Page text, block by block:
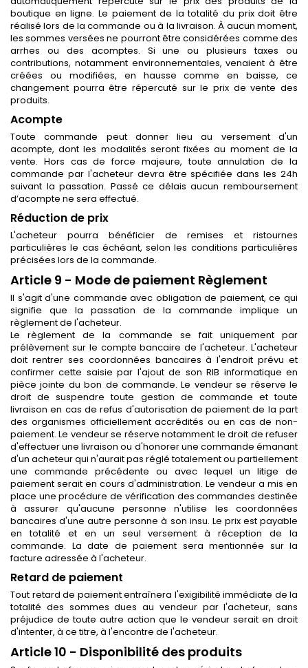
boutique en ligne. Le paiement de la totalité du prix doit être
réalisé lors de la commande ou à la livraison. À aucun moment,
les sommes versées ne pourront être considérées comme des
arrhes ou des acomptes. Si une ou plusieurs taxes ou
contributions, notamment environnementales, venaient à être
créées ou modifiées, en hausse comme en baisse, ce
changement pourra être répercuté sur le prix de vente des
produits.
Acompte
Toute commande peut donner lieu au versement d'un
acompte, dont les modalités seront fixées au moment de la
vente. Hors cas de force majeure, toute annulation de la
commande par l'acheteur devra être spécifiée dans les 24h
suivant la passation. Passé ce délais aucun remboursement
d’acompte ne sera effectué.
Réduction de prix
L'acheteur pourra bénéficier de remises et ristournes
particulières le cas échéant, selon les conditions particulières
précisées lors de la commande.
Article 9 - Mode de paiement Règlement
Il s'agit d'une commande avec obligation de paiement, ce qui
signifie que la passation de la commande implique un
règlement de l'acheteur.
Le règlement de la commande se fait uniquement par
prélèvement sur le compte bancaire de l'acheteur. L'acheteur
doit rentrer ses coordonnées bancaires à l'endroit prévu et
confirmer cette saisie par l'ajout de son RIB informatique en
pièce jointe du bon de commande. Le vendeur se réserve le
droit de suspendre toute gestion de commande et toute
livraison en cas de refus d'autorisation de paiement de la part
des organismes officiellement accrédités ou en cas de non-
paiement. Le vendeur se réserve notamment le droit de refuser
d'effectuer une livraison ou d'honorer une commande émanant
d'un acheteur qui n'aurait pas réglé totalement ou partiellement
une commande précédente ou avec lequel un litige de
paiement serait en cours d'administration. Le vendeur a mis en
place une procédure de vérification des commandes destinée
à assurer qu'aucune personne n'utilise les coordonnées
bancaires d'une autre personne à son insu. Le prix est payable
en totalité et en un seul versement à réception de la
commande. La date de paiement sera mentionnée sur la
facture adressée à l'acheteur.
Retard de paiement
Tout retard de paiement entraînera l'exigibilité immédiate de la
totalité des sommes dues au vendeur par l'acheteur, sans
préjudice de toute autre action que le vendeur serait en droit
d'intenter, à ce titre, à l'encontre de l'acheteur.
Article 10 - Disponibilité des produits